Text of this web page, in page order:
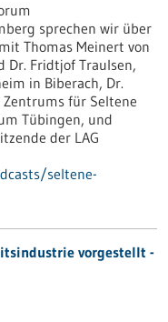
sprechen wir über
Thomas Meinert von
Dr. Fridtjof Traulsen,
in Biberach, Dr.
für Seltene
Tübingen, und
der LAG
seltene-
vorgestellt -